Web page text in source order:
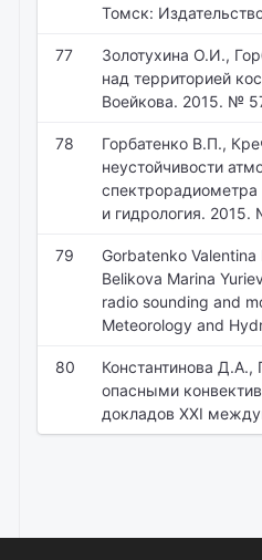
Томск:
77
Золотухина О.И.,
над территорией
Воейкова. 2015. №
78
Горбатенко В.П.,
неустойчивости
спектрорадиометра
и гидрология.
79
Gorbatenko
Belikova Marina
radio sounding and
Meteorology and
80
Константинова
опасными
докладов XXI